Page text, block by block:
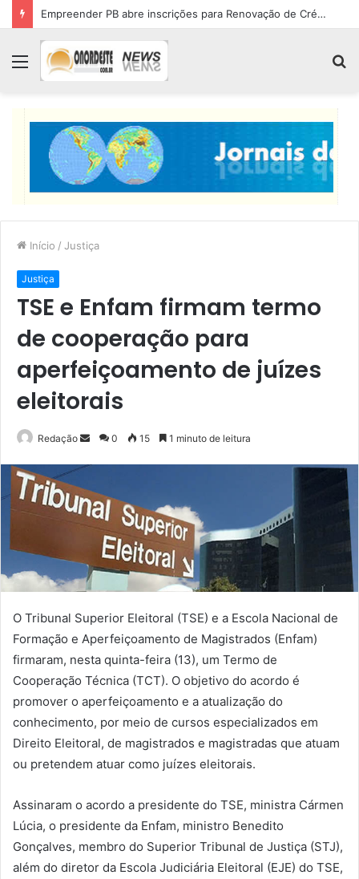
Empreender PB abre inscrições para Renovação de Crédito
Menu
Início / Justiça
Justiça
TSE e Enfam firmam termo
de cooperação para
aperfeiçoamento de juízes
eleitorais
Redação
Mande
mail
0 15 1 minuto de leitura
O Tribunal Superior Eleitoral (TSE) e a Escola Nacional de
Formação e Aperfeiçoamento de Magistrados (Enfam)
firmaram, nesta quinta-feira (13), um Termo de
Cooperação Técnica (TCT). O objetivo do acordo é
promover o aperfeiçoamento e a atualização do
conhecimento, por meio de cursos especializados em
Direito Eleitoral, de magistrados e magistradas que atuam
ou pretendem atuar como juízes eleitorais.
Assinaram o acordo a presidente do TSE, ministra Cármen
Lúcia, o presidente da Enfam, ministro Benedito
Gonçalves, membro do Superior Tribunal de Justiça (STJ),
além do diretor da Escola Judiciária Eleitoral (EJE) do TSE,